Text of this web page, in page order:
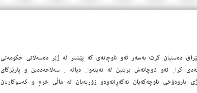
هێزە ئەمنیەکانی عێراق دەستیان گرت بەسەر ئەو ناوچانەی کە پێشتر لە ژێر دەسەلاتی حکومەتی
کرا، ئەو ناوچانەش بریتین لە نەینەوا، دیالە ، سەلاحەددین و پارێزگای
ناوچەکەیان نەگەڕانەوەو زۆربەیان لە ماڵی خزم و کەسوکاریان